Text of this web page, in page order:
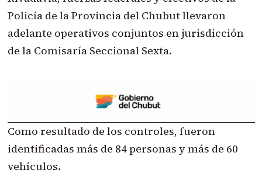
Policía de la Provincia del Chubut llevaron
adelante operativos conjuntos en jurisdicción
de la Comisaría Seccional Sexta.
Como resultado de los controles, fueron
identificadas más de 84 personas y más de 60
vehículos.